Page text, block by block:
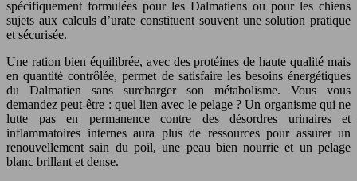
spécifiquement formulées pour les Dalmatiens ou pour les chiens
sujets aux calculs d’urate constituent souvent une solution pratique
et sécurisée.
Une ration bien équilibrée, avec des protéines de haute qualité mais
en quantité contrôlée, permet de satisfaire les besoins énergétiques
du Dalmatien sans surcharger son métabolisme. Vous vous
demandez peut-être : quel lien avec le pelage ? Un organisme qui ne
lutte pas en permanence contre des désordres urinaires et
inflammatoires internes aura plus de ressources pour assurer un
renouvellement sain du poil, une peau bien nourrie et un pelage
blanc brillant et dense.